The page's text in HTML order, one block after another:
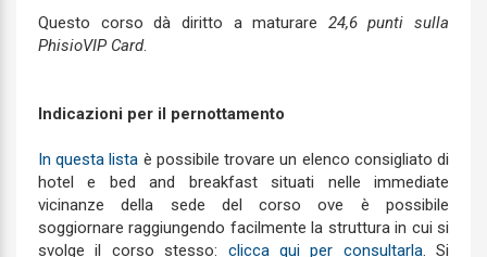
Questo corso dà diritto a maturare 24,6 punti sulla
PhisioVIP Card.
Indicazioni per il pernottamento
In questa lista è possibile trovare un elenco consigliato di
hotel e bed and breakfast situati nelle immediate
vicinanze della sede del corso ove è possibile
soggiornare raggiungendo facilmente la struttura in cui si
svolge il corso stesso: clicca qui per consultarla. Si